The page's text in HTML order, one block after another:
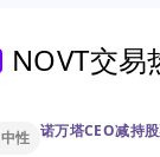
NOVT交易
中性 诺万塔CEO减持